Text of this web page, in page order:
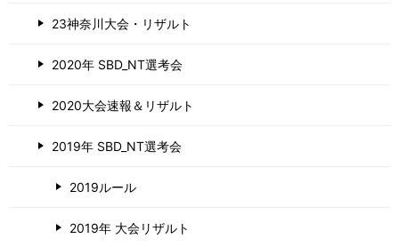
23神奈川大会・リザルト
2020年 SBD_NT選考会
2020大会速報＆リザルト
2019年 SBD_NT選考会
2019ルール
2019年 大会リザルト